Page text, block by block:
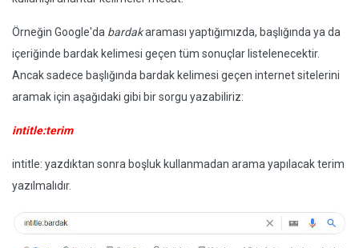
Örneğin Google'da bardakaraması yaptığımızda, başlığında ya da
içeriğinde bardak kelimesi geçen tüm sonuçlar listelenecektir.
Ancak sadece başlığında bardak kelimesi geçen internet sitelerini
aramak için aşağıdaki gibi bir sorgu yazabiliriz:
intitle:terim
intitle: yazdıktan sonra boşluk kullanmadan arama yapılacak terim
yazılmalıdır.